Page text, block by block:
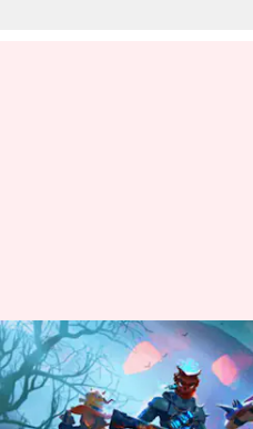
జనవరి 25న వచ్చే
కోడ్స్ రీడీమ్
వ్రాసిన వారు Jan 25,